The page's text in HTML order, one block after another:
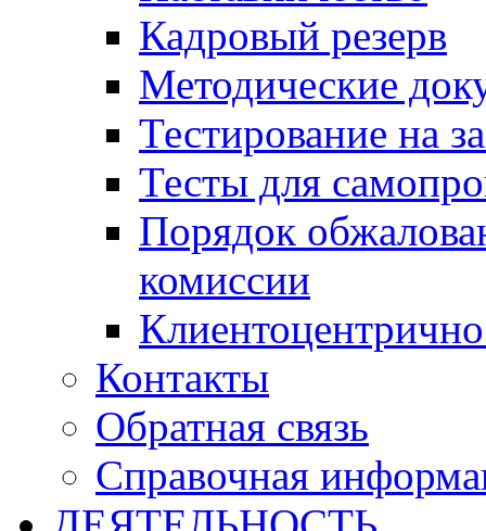
Кадровый резерв
Методические
Тестирование на
Тесты для
Порядок
комиссии
Контакты
Обратная связь
Справочная